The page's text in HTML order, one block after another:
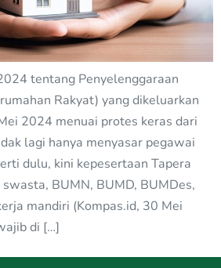
tentang Penyelenggaraan
Rakyat) yang dikeluarkan
2024 menuai protes keras dari
lagi hanya menyasar pegawai
dulu, kini kepesertaan Tapera
BUMN, BUMD, BUMDes,
mandiri (Kompas.id, 30 Mei
di […]